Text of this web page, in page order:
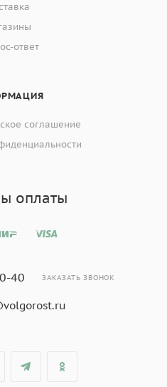
ответ
соглашение
оплаты
40 ЗАКАЗАТЬ ЗВОНОК